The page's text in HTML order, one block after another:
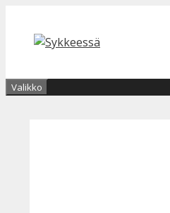
sisältöön
Valikko